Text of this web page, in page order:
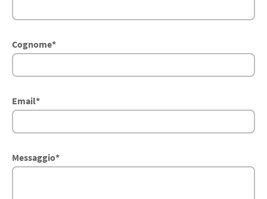
Cognome*
Email*
Messaggio*